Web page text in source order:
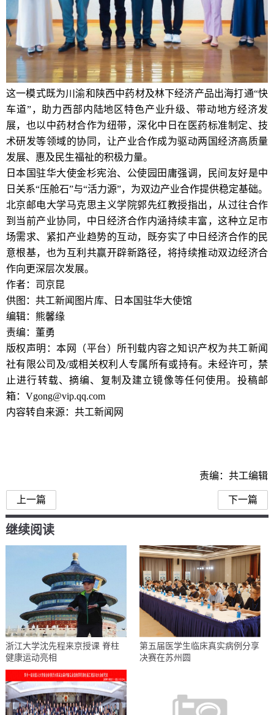
这一模式既为川渝和陕西中药材及林下经济产品出海打通“快
车道”，助力西部内陆地区特色产业升级、带动地方经济发
展，也以中药材合作为纽带，深化中日在医药标准制定、技
术研发等领域的协同，让产业合作成为驱动两国经济高质量
发展、惠及民生福祉的积极力量。
日本国驻华大使金杉宪治、公使园田庸强调，民间友好是中
日关系“压舱石”与“活力源”，为双边产业合作提供稳定基础。
北京邮电大学马克思主义学院郭先红教授指出，从过往合作
到当前产业协同，中日经济合作内涵持续丰富，这种立足市
场需求、紧扣产业趋势的互动，既夯实了中日经济合作的民
意根基，也为互利共赢开辟新路径，将持续推动双边经济合
作向更深层次发展。
作者：司京昆
供图：共工新闻图片库、日本国驻华大使馆
编辑：熊馨缘
责编：董勇
版权声明：本网（平台）所刊载内容之知识产权为共工新闻
社有限公司及/或相关权利人专属所有或持有。未经许可，禁
止进行转载、摘编、复制及建立镜像等任何使用。投稿邮
箱：Vgong@vip.qq.com
内容转自来源：共工新闻网
责编：共工编辑
上一篇 下一篇
继续阅读
浙江大学沈先程来京授课 脊柱
健康运动亮相
第五届医学生临床真实病例分享
决赛在苏州圆